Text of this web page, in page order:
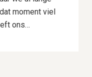
moment viel